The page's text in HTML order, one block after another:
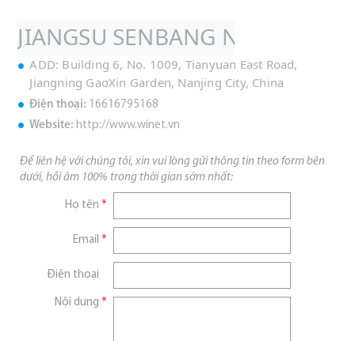
JIANGSU SENBANG NEW
ADD: Building 6, No. 1009, Tianyuan East Road,
Jiangning GaoXin Garden, Nanjing City, China
Điện thoại: 16616795168
Website: http://www.winet.vn
Để liên hệ với chúng tôi, xin vui lòng gửi thông tin theo form bên
dưới, hồi âm 100% trong thời gian sớm nhất:
Họ tên *
Email *
Điện thoại
Nội dung *